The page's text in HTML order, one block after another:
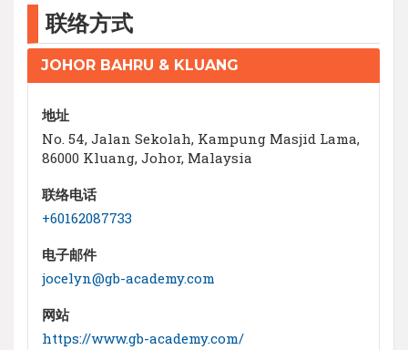
联络方式
JOHOR BAHRU & KLUANG
地址
No. 54, Jalan Sekolah, Kampung Masjid Lama,
86000 Kluang, Johor, Malaysia
联络电话
+60162087733
电子邮件
jocelyn@gb-academy.com
网站
https://www.gb-academy.com/